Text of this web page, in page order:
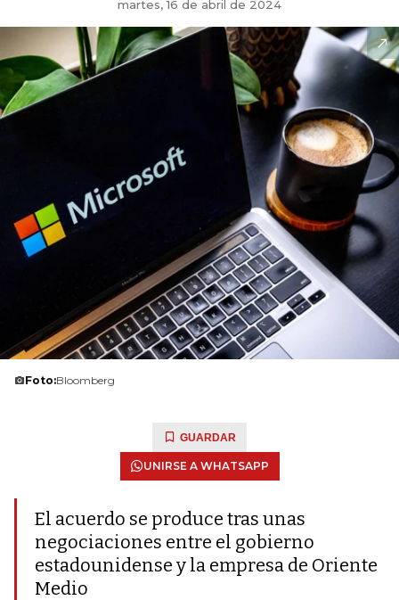
martes, 16 de abril de 2024
Foto:Bloomberg
GUARDAR
UNIRSE A WHATSAPP
El acuerdo se produce tras unas
negociaciones entre el gobierno
estadounidense y la empresa de Oriente
Medio